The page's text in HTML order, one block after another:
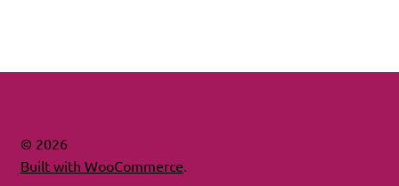
© 2026
Built with WooCommerce